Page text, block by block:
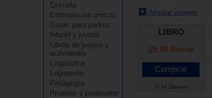
Escuela
Estimulación precoz
Guías para padres
Infantil y juvenil
Libros de juegos y
actividades
Lingüística
Logopedia
Pedagogía
Pruebas y protocolos
Ampliar imagen
LIBRO
15.80 Euros
17.54 Dólares*